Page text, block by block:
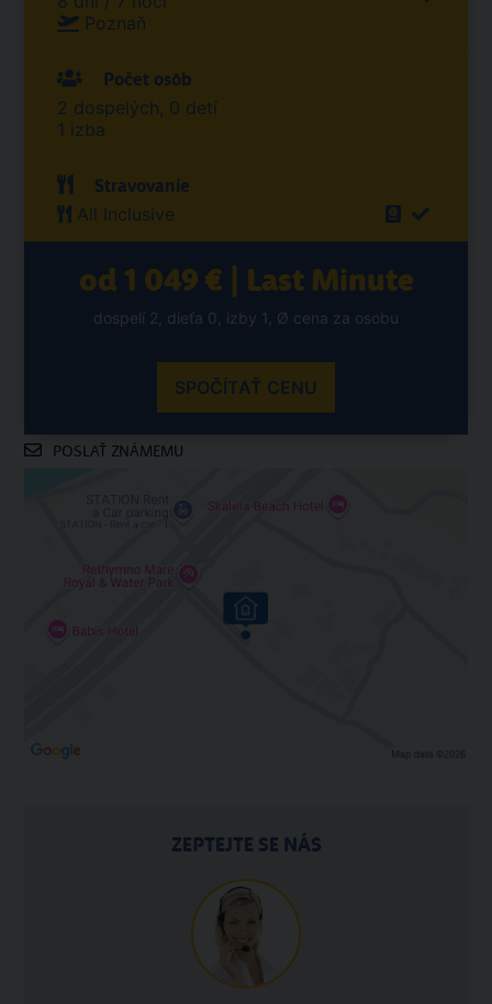
Poznaň
Počet osôb
2 dospelých, 0 detí
1 izba
Stravovanie
All Inclusive
od 1 049 € | Last Minute
dospelí 2, dieťa 0, izby 1, Ø cena za osobu
SPOČÍTAŤ CENU
POSLAŤ ZNÁMEMU
ZEPTEJTE SE NÁS